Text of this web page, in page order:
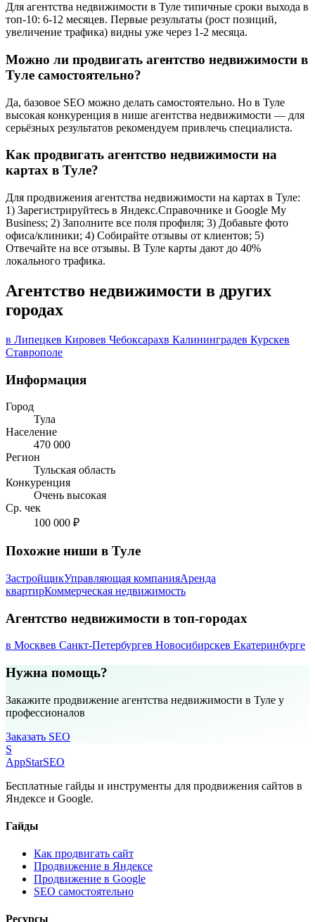
Для агентства недвижимости в Туле типичные сроки выхода в
топ-10: 6-12 месяцев. Первые результаты (рост позиций,
увеличение трафика) видны уже через 1-2 месяца.
Можно ли продвигать агентство недвижимости в
Туле самостоятельно?
Да, базовое SEO можно делать самостоятельно. Но в Туле
высокая конкуренция в нише агентства недвижимости — для
серьёзных результатов рекомендуем привлечь специалиста.
Как продвигать агентство недвижимости на
картах в Туле?
Для продвижения агентства недвижимости на картах в Туле:
1) Зарегистрируйтесь в Яндекс.Справочнике и Google My
Business; 2) Заполните все поля профиля; 3) Добавьте фото
офиса/клиники; 4) Собирайте отзывы от клиентов; 5)
Отвечайте на все отзывы. В Туле карты дают до 40%
локального трафика.
Агентство недвижимости в других
городах
в Липецкев Кировев Чебоксарахв Калининградев Курскев
Ставрополе
Информация
Город
Тула
Население
470 000
Регион
Тульская область
Конкуренция
Очень высокая
Ср. чек
100 000 ₽
Похожие ниши в Туле
ЗастройщикУправляющая компанияАренда
квартирКоммерческая недвижимость
Агентство недвижимости в топ-городах
в Москвев Санкт-Петербургев Новосибирскев Екатеринбурге
Нужна помощь?
Закажите продвижение агентства недвижимости в Туле у
профессионалов
Заказать SEO
S
AppStarSEO
Бесплатные гайды и инструменты для продвижения сайтов в
Яндексе и Google.
Гайды
Как продвигать сайт
Продвижение в Яндексе
Продвижение в Google
SEO самостоятельно
Ресурсы